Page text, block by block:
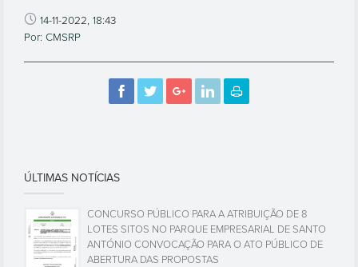
14-11-2022, 18:43
Por: CMSRP
ÚLTIMAS NOTÍCIAS
CONCURSO PÚBLICO PARA A ATRIBUIÇÃO DE 8
LOTES SITOS NO PARQUE EMPRESARIAL DE SANTO
ANTÓNIO CONVOCAÇÃO PARA O ATO PÚBLICO DE
ABERTURA DAS PROPOSTAS